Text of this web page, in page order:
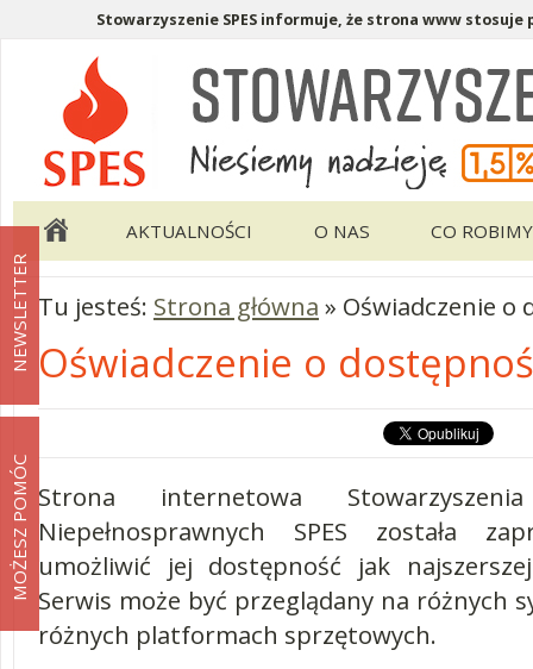
Stowarzyszenie SPES informuje, że strona www stosuje
Menu pomocnicze
Menu główne
AKTUALNOŚCI O NAS CO ROBIMY
Tu jesteś: Strona główna » Oświadczenie o
Oświadczenie o
Strona internetowa
Niepełnosprawnych SPES została
umożliwić jej dostępność jak
Serwis może być przeglądany na różnych
różnych platformach sprzętowych.
NEWSLETTER
MOŻESZ POMÓC